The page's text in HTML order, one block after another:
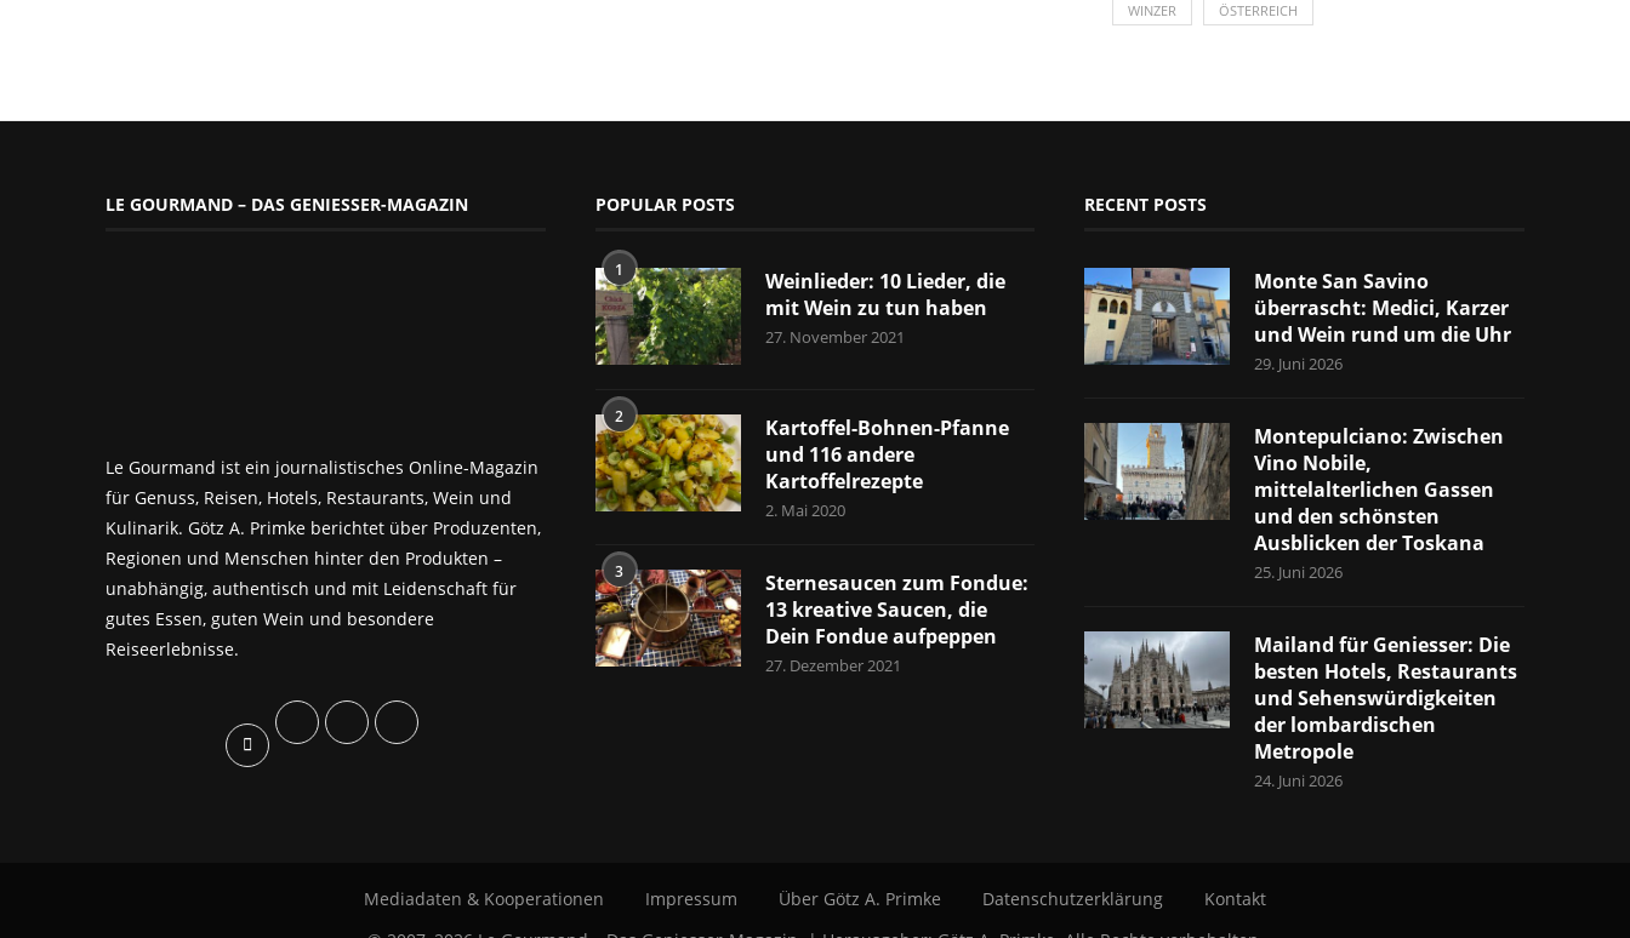
WINZER ÖSTERREICH
LE GOURMAND – DAS GENIESSER-MAGAZIN
Le Gourmand ist ein journalistisches Online-Magazin
für Genuss, Reisen, Hotels, Restaurants, Wein und
Kulinarik. Götz A. Primke berichtet über Produzenten,
Regionen und Menschen hinter den Produkten –
unabhängig, authentisch und mit Leidenschaft für
gutes Essen, guten Wein und besondere
Reiseerlebnisse.
POPULAR POSTS
1
Weinlieder: 10 Lieder, die
mit Wein zu tun haben
27. November 2021
2
Kartoffel-Bohnen-Pfanne
und 116 andere
Kartoffelrezepte
2. Mai 2020
3
Sternesaucen zum Fondue:
13 kreative Saucen, die
Dein Fondue aufpeppen
27. Dezember 2021
RECENT POSTS
Monte San Savino
überrascht: Medici, Karzer
und Wein rund um die Uhr
29. Juni 2026
Montepulciano: Zwischen
Vino Nobile,
mittelalterlichen Gassen
und den schönsten
Ausblicken der Toskana
25. Juni 2026
Mailand für Geniesser: Die
besten Hotels, Restaurants
und Sehenswürdigkeiten
der lombardischen
Metropole
24. Juni 2026
Mediadaten & Kooperationen Impressum Über Götz A. Primke Datenschutzerklärung
Kontakt